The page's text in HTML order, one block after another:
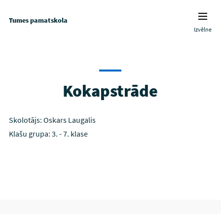
Tumes pamatskola
Izvēlne
Kokapstrāde
Skolotājs: Oskars Laugalis
Klašu grupa: 3. - 7. klase